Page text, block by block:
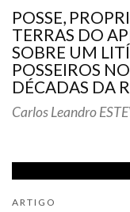
POSSE,
TERRAS DO
SOBRE UM
POSSEIROS
DÉCADAS DA
Carlos Leandro
ARTIGO